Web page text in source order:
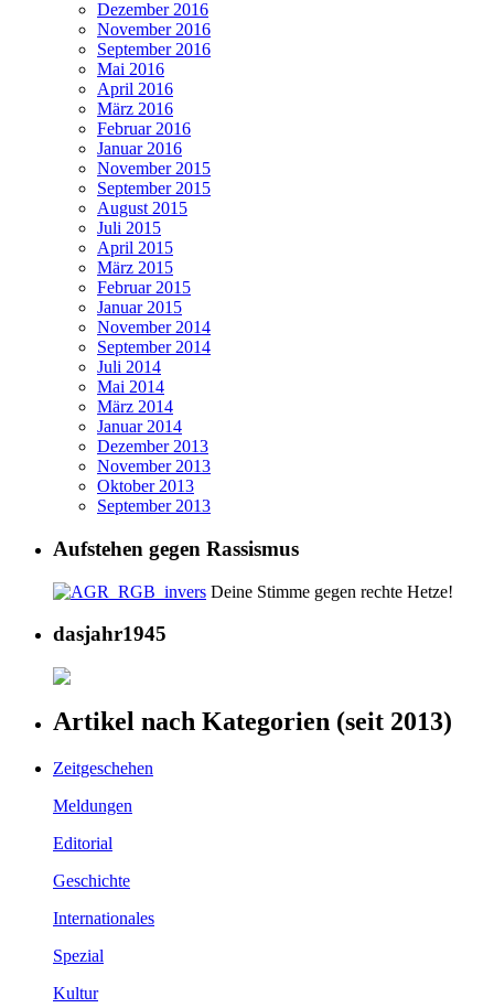
Dezember 2016
November 2016
September 2016
Mai 2016
April 2016
März 2016
Februar 2016
Januar 2016
November 2015
September 2015
August 2015
Juli 2015
April 2015
März 2015
Februar 2015
Januar 2015
November 2014
September 2014
Juli 2014
Mai 2014
März 2014
Januar 2014
Dezember 2013
November 2013
Oktober 2013
September 2013
Aufstehen gegen Rassismus
Deine Stimme gegen rechte Hetze!
dasjahr1945
Artikel nach Kategorien (seit 2013)
Zeitgeschehen
Meldungen
Editorial
Geschichte
Internationales
Spezial
Kultur